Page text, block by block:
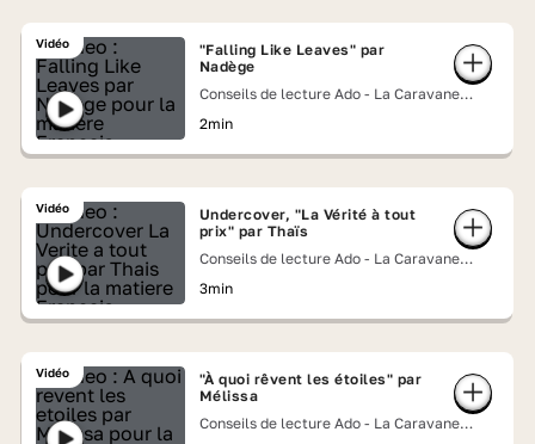
Vidéo
"Falling Like Leaves" par
Nadège
Conseils de lecture Ado - La Caravane
2min
Vidéo
Undercover, "La Vérité à tout
prix" par Thaïs
Conseils de lecture Ado - La Caravane
3min
Vidéo
"À quoi rêvent les étoiles" par
Mélissa
Conseils de lecture Ado - La Caravane